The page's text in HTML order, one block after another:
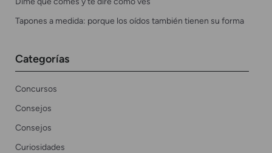
Tapones a medida: porque los oídos también tienen su forma
Categorías
Concursos
Consejos
Consejos
Curiosidades